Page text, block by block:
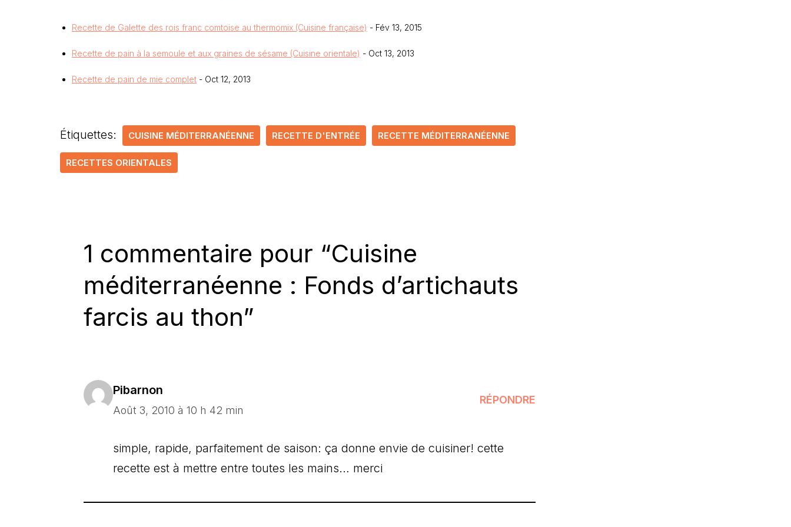
Recette de Galette des rois franc comtoise au thermomix (Cuisine française) - Fév 13, 2015
Recette de pain à la semoule et aux graines de sésame (Cuisine orientale) - Oct 13, 2013
Recette de pain de mie complet - Oct 12, 2013
Étiquettes: CUISINE MÉDITERRANÉENNE RECETTE D'ENTRÉE RECETTE MÉDITERRANÉENNE
RECETTES ORIENTALES
1 commentaire pour “Cuisine
méditerranéenne : Fonds d’artichauts
farcis au thon”
Pibarnon
Août 3, 2010 à 10 h 42 min
RÉPONDRE
simple, rapide, parfaitement de saison: ça donne envie de cuisiner! cette
recette est à mettre entre toutes les mains… merci